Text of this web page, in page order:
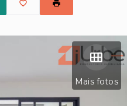
Mais fotos